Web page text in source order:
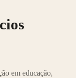
em educação,